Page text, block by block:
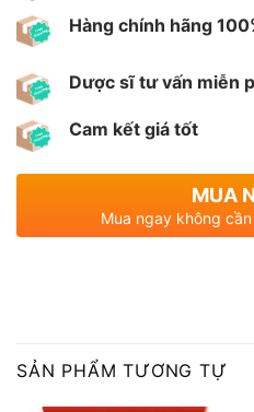
Hàng chính hãng
Dược sĩ tư vấn miễn
Cam kết giá tốt
MUA
Mua ngay không
SẢN PHẨM TƯƠNG TỰ